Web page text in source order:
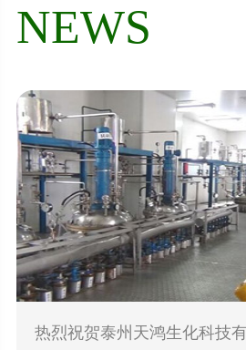
NEWS
热烈祝贺泰州天鸿生化科技